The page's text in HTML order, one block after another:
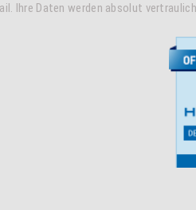
Ihre Daten werden absolut